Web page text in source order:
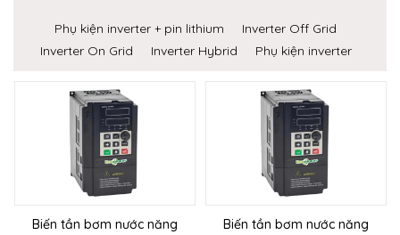
Phụ kiện inverter + pin lithium
Inverter Off Grid
Inverter On Grid
Inverter Hybrid Phụ kiện inverter
Biến tần bơm nước năng
Biến tần bơm nước năng